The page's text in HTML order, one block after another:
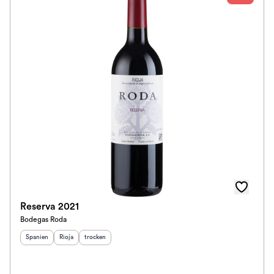
Reserva 2021
Bodegas Roda
Herkunftsland:
Spanien Herkunftsregion:
Rioja Geschmack
trocken